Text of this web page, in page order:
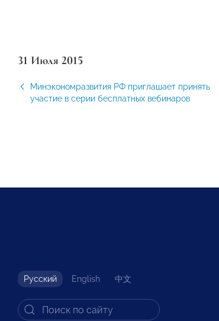
31 Июля 2015
Минэкономразвития РФ приглашает принять
участие в серии бесплатных вебинаров
Русский English 中文